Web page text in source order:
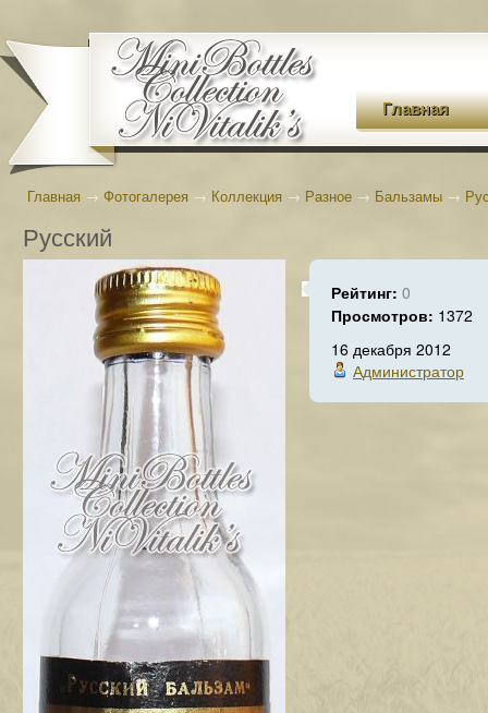
Главная
Главная → Фотогалерея → Коллекция → Разное → Бальзамы →
Русский
Рейтинг: 0
Просмотров: 1372
16 декабря 2012
Администратор